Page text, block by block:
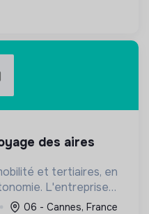
et tertiaires, en
L'entreprise
et le
06 - Cannes, France